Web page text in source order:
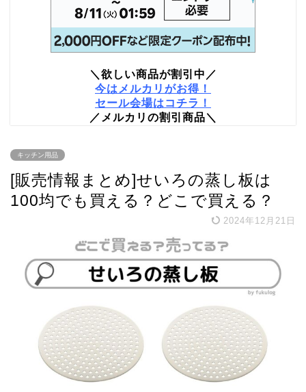
＼欲しい商品が割引中／
今はメルカリがお得！
セール会場はコチラ！
／メルカリの割引商品＼
キッチン用品
[販売情報まとめ]せいろの蒸し板は
100均でも買える？どこで買える？
2024年12月21日